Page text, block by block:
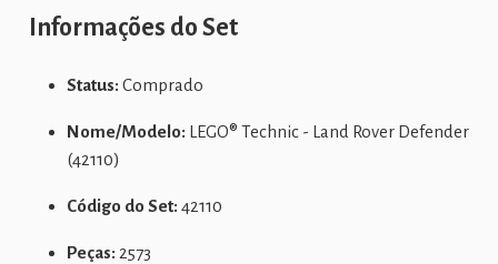
Informações do Set
Status: Comprado
Nome/Modelo: LEGO® Technic - Land Rover Defender
(42110)
Código do Set: 42110
Peças: 2573